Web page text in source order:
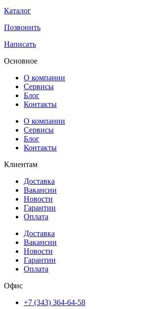
Каталог
Позвонить
Написать
Основное
О компании
Сервисы
Блог
Контакты
О компании
Сервисы
Блог
Контакты
Клиентам
Доставка
Вакансии
Новости
Гарантии
Оплата
Доставка
Вакансии
Новости
Гарантии
Оплата
Офис
+7 (343) 364-64-58